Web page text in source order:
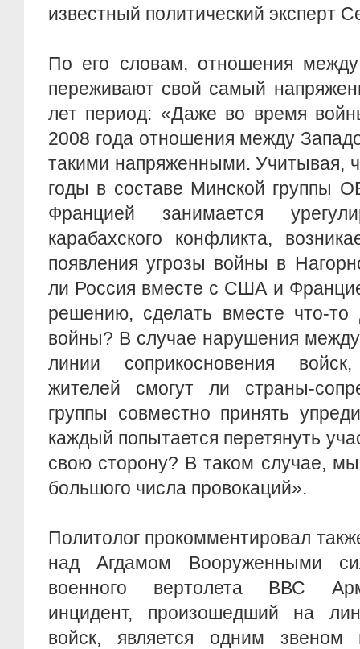
известный политический эксперт
По его словам, отношения
переживают свой самый
лет период: «Даже во время
2008 года отношения между
такими напряженными. Учитывая,
годы в составе Минской группы
Францией занимается
карабахского конфликта,
появления угрозы войны в
ли Россия вместе с США и
решению, сделать вместе что-то
войны? В случае нарушения
линии соприкосновения
жителей смогут ли страны-
группы совместно принять
каждый попытается перетянуть
свою сторону? В таком случае,
большого числа провокаций».
Политолог прокомментировал
над Агдамом Вооруженными
военного вертолета ВВС
инцидент, произошедший на
войск, является одним